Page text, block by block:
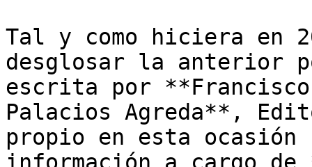
Tal y como hiciera en
desglosar la anterior
escrita por
Palacios Agreda**,
propio en esta